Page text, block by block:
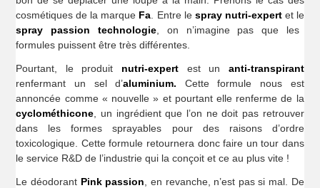
cosmétiques de la marque Fa . Entre le spray nutri-expertet le
spray passion technologie, on n’imagine pas que les
formules puissent être très différentes.
Pourtant, le produit nutri-expert est un anti-transpirant
renfermant un sel d’aluminium. Cette formule nous est
annoncée comme « nouvelle » et pourtant elle renferme de la
cyclométhicone , un ingrédient que l’on ne doit pas retrouver
dans les formes sprayables pour des raisons d’ordre
toxicologique. Cette formule retournera donc faire un tour dans
le service R&D de l’industrie qui la conçoit et ce au plus vite !
Le déodorant Pink passion , en revanche, n’est pas si mal. De